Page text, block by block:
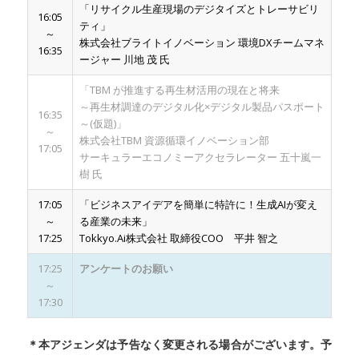
16:05
～
16:35
「リサイクル生産現場のデジタイズとトレーサビリ
ティ」
株式会社ブライトイノベーション 環境DXチームマネ
ージャー 川地 茂 氏
16:35
～
17:05
「TBM が推進する再生材活用の現在と将来
～再生材調達のデジタル化×デジタル製品パスポート
～(仮題)」
株式会社TBM 資源循環イノベーション部
サーキュラーエコノミーアクセラレーター 五十嵐一
樹 氏
17:05
～
17:25
「ビジネスアイデアを簡単に特許に！生成AIが変え
る産業の未来」
Tokkyo.Ai株式会社 取締役COO 平井 智之
17:25
～
17:30
アンケートのお願い
＊本アジェンダは予告なく変更される場合がございます。予